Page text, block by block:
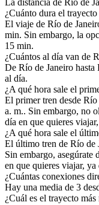
La distancia de Río de
¿Cuánto dura el
El viaje de Río de
min. Sin embargo, la
15 min.
¿Cuántos al día van de
De Río de Janeiro
al día.
¿A qué hora sale el
El primer tren desde Río
a. m.. Sin embargo, no
día en que quieres
¿A qué hora sale el
El último tren de Río de
Sin embargo, asegúrate
en que quieres viajar,
¿Cuántas conexiones
Hay una media de 3
¿Cuál es el trayecto